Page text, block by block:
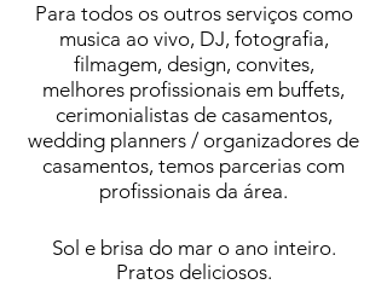
Para todos os outros serviços como
musica ao vivo, DJ, fotografia,
filmagem, design, convites,
melhores profissionais em buffets,
cerimonialistas de casamentos,
wedding planners / organizadores de
casamentos, temos parcerias com
profissionais da área.
Sol e brisa do mar o ano inteiro.
Pratos deliciosos.